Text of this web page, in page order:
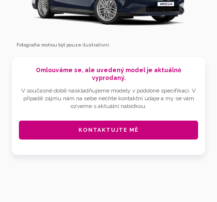
Fotografie mohou být pouze ilustrativní.
Omlouváme se, ale uvedený model je aktuálně
vyprodaný.
V současné době naskladňujeme modely v podobné specifikaci. V
případě zájmu nám na sebe nechte kontaktní údaje a my se vám
ozveme s aktuální nabídkou.
KONTAKTUJTE MĚ